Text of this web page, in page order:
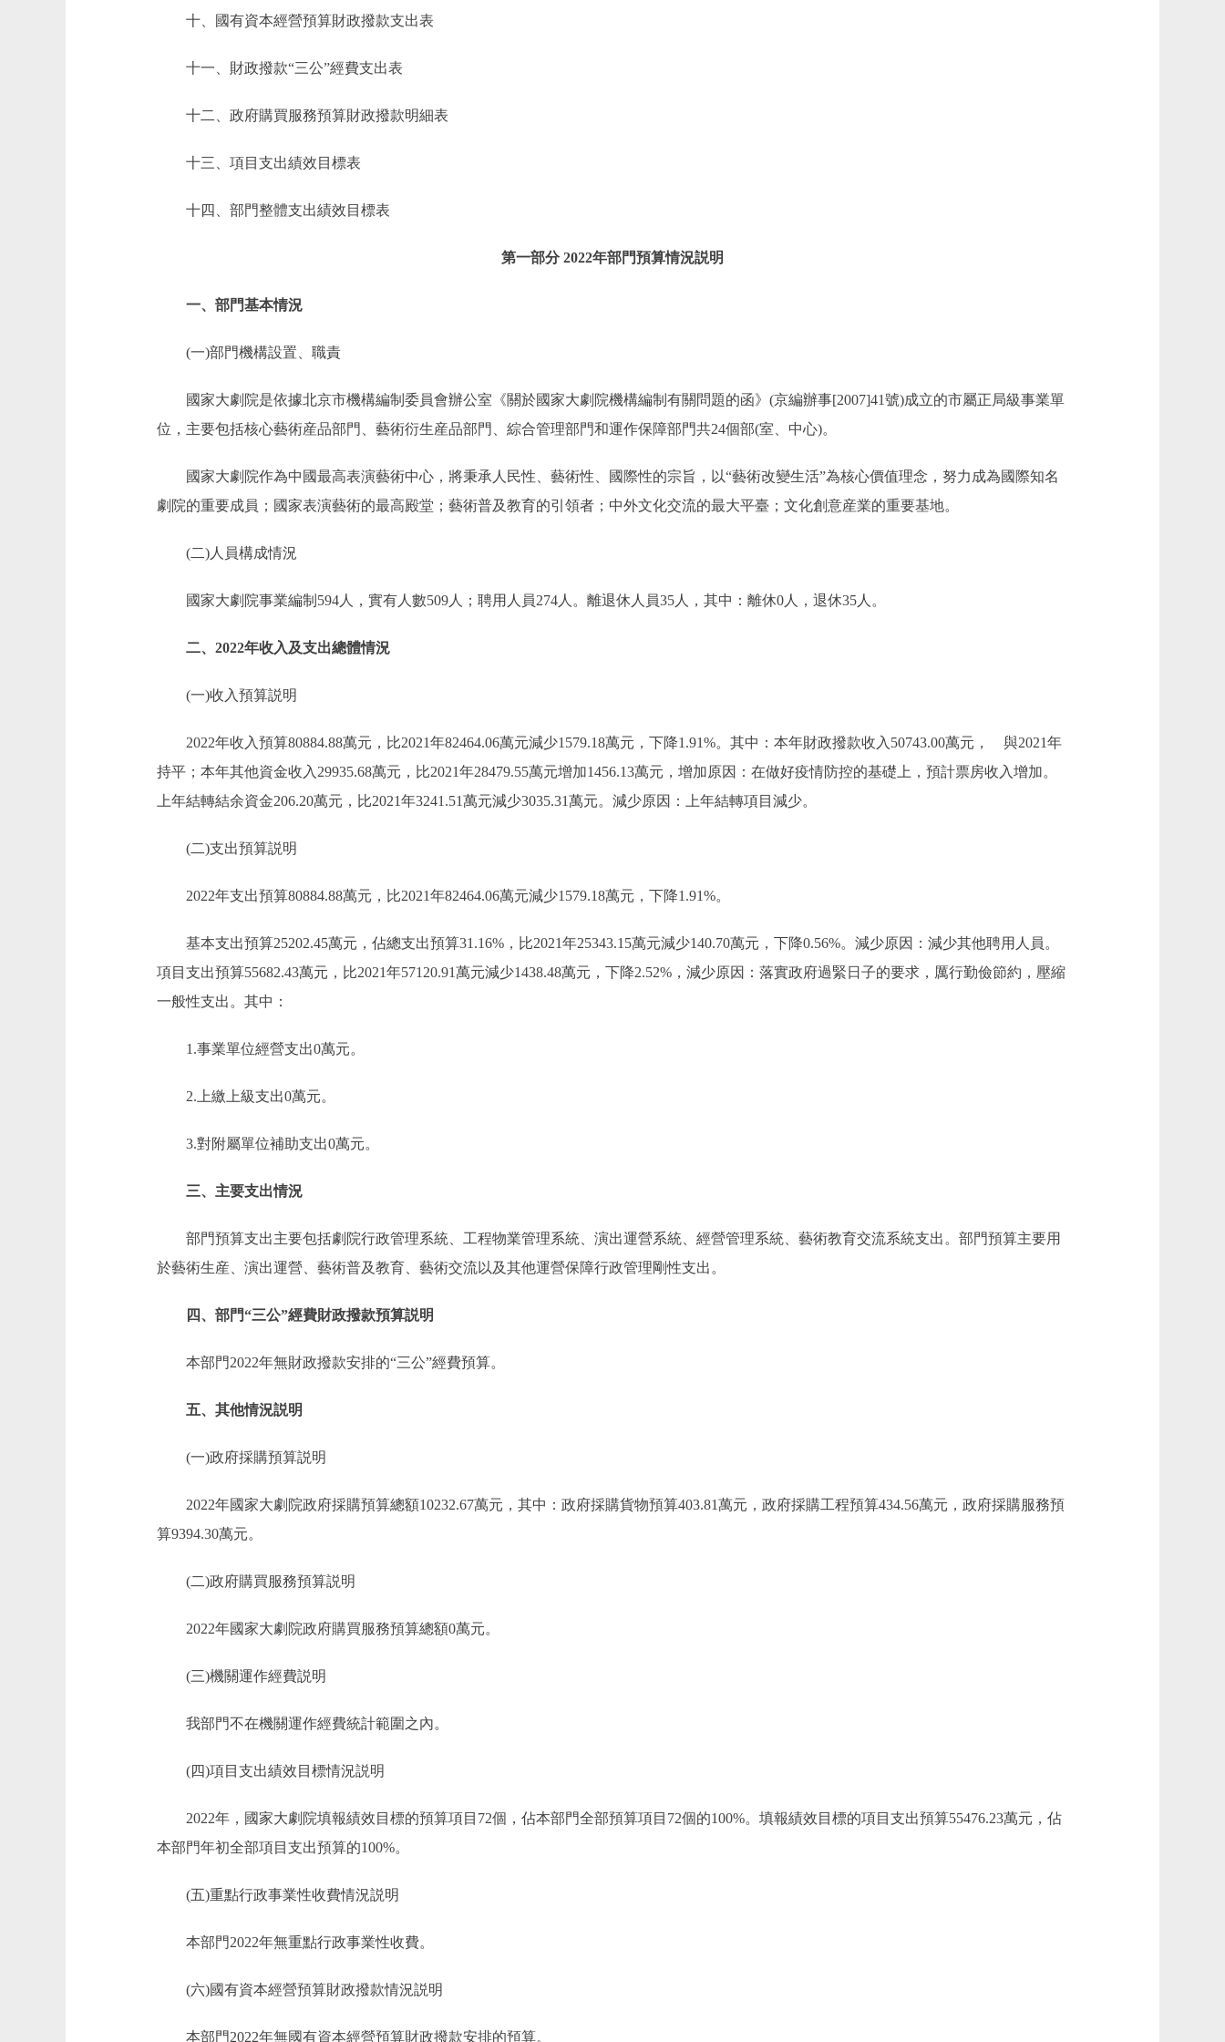
十、國有資本經營預算財政撥款支出表
十一、財政撥款“三公”經費支出表
十二、政府購買服務預算財政撥款明細表
十三、項目支出績效目標表
十四、部門整體支出績效目標表
第一部分 2022年部門預算情況説明
一、部門基本情況
(一)部門機構設置、職責
國家大劇院是依據北京市機構編制委員會辦公室《關於國家大劇院機構編制有關問題的函》(京編辦事[2007]41號)成立的市屬正局級事業單
位，主要包括核心藝術産品部門、藝術衍生産品部門、綜合管理部門和運作保障部門共24個部(室、中心)。
國家大劇院作為中國最高表演藝術中心，將秉承人民性、藝術性、國際性的宗旨，以“藝術改變生活”為核心價值理念，努力成為國際知名
劇院的重要成員；國家表演藝術的最高殿堂；藝術普及教育的引領者；中外文化交流的最大平臺；文化創意産業的重要基地。
(二)人員構成情況
國家大劇院事業編制594人，實有人數509人；聘用人員274人。離退休人員35人，其中：離休0人，退休35人。
二、2022年收入及支出總體情況
(一)收入預算説明
2022年收入預算80884.88萬元，比2021年82464.06萬元減少1579.18萬元，下降1.91%。其中：本年財政撥款收入50743.00萬元， 與2021年
持平；本年其他資金收入29935.68萬元，比2021年28479.55萬元增加1456.13萬元，增加原因：在做好疫情防控的基礎上，預計票房收入增加。
上年結轉結余資金206.20萬元，比2021年3241.51萬元減少3035.31萬元。減少原因：上年結轉項目減少。
(二)支出預算説明
2022年支出預算80884.88萬元，比2021年82464.06萬元減少1579.18萬元，下降1.91%。
基本支出預算25202.45萬元，佔總支出預算31.16%，比2021年25343.15萬元減少140.70萬元，下降0.56%。減少原因：減少其他聘用人員。
項目支出預算55682.43萬元，比2021年57120.91萬元減少1438.48萬元，下降2.52%，減少原因：落實政府過緊日子的要求，厲行勤儉節約，壓縮
一般性支出。其中：
1.事業單位經營支出0萬元。
2.上繳上級支出0萬元。
3.對附屬單位補助支出0萬元。
三、主要支出情況
部門預算支出主要包括劇院行政管理系統、工程物業管理系統、演出運營系統、經營管理系統、藝術教育交流系統支出。部門預算主要用
於藝術生産、演出運營、藝術普及教育、藝術交流以及其他運營保障行政管理剛性支出。
四、部門“三公”經費財政撥款預算説明
本部門2022年無財政撥款安排的“三公”經費預算。
五、其他情況説明
(一)政府採購預算説明
2022年國家大劇院政府採購預算總額10232.67萬元，其中：政府採購貨物預算403.81萬元，政府採購工程預算434.56萬元，政府採購服務預
算9394.30萬元。
(二)政府購買服務預算説明
2022年國家大劇院政府購買服務預算總額0萬元。
(三)機關運作經費説明
我部門不在機關運作經費統計範圍之內。
(四)項目支出績效目標情況説明
2022年，國家大劇院填報績效目標的預算項目72個，佔本部門全部預算項目72個的100%。填報績效目標的項目支出預算55476.23萬元，佔
本部門年初全部項目支出預算的100%。
(五)重點行政事業性收費情況説明
本部門2022年無重點行政事業性收費。
(六)國有資本經營預算財政撥款情況説明
本部門2022年無國有資本經營預算財政撥款安排的預算。